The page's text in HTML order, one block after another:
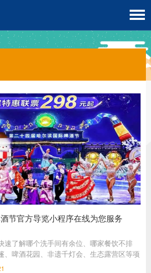
节官方导览小程序在线为您服务
速了解哪个洗手间有余位、哪家餐饮不排
、啤酒花园、非遗千灯会、生态露营区等项